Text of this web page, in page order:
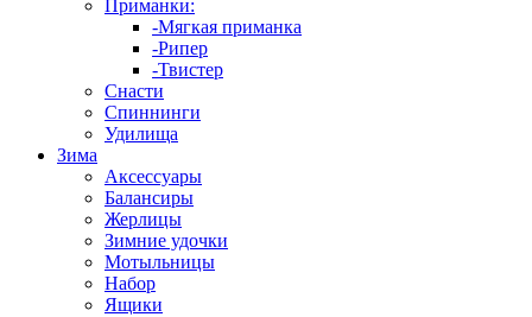
Приманки:
-Мягкая приманка
-Рипер
-Твистер
Снасти
Спиннинги
Удилища
Зима
Аксессуары
Балансиры
Жерлицы
Зимние удочки
Мотыльницы
Набор
Ящики